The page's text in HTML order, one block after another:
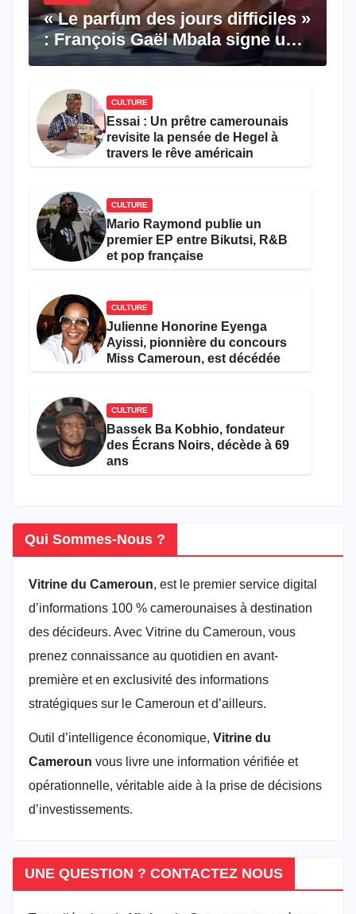
« Le parfum des jours difficiles »
: François Gaël Mbala signe un
premier roman porté par la
CULTURE
Essai : Un prêtre camerounais
revisite la pensée de Hegel à
travers le rêve américain
CULTURE
Mario Raymond publie un
premier EP entre Bikutsi, R&B
et pop française
CULTURE
Julienne Honorine Eyenga
Ayissi, pionnière du concours
Miss Cameroun, est décédée
CULTURE
Bassek Ba Kobhio, fondateur
des Écrans Noirs, décède à 69
ans
Qui Sommes-Nous ?
Vitrine du Cameroun, est le premier service digital
d’informations 100 % camerounaises à destination
des décideurs. Avec Vitrine du Cameroun, vous
prenez connaissance au quotidien en avant-
première et en exclusivité des informations
stratégiques sur le Cameroun et d’ailleurs.
Outil d’intelligence économique, Vitrine du
Cameroun vous livre une information vérifiée et
opérationnelle, véritable aide à la prise de décisions
d’investissements.
UNE QUESTION ? CONTACTEZ NOUS